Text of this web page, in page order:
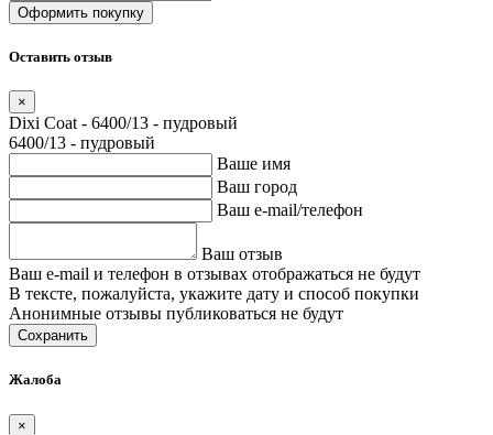
Оставить отзыв
×
Dixi Coat - 6400/13 - пудровый
6400/13 - пудровый
Ваше имя
Ваш город
Ваш e-mail/телефон
Ваш отзыв
Ваш e-mail и телефон в отзывах отображаться не будут
В тексте, пожалуйста, укажите дату и способ покупки
Анонимные отзывы публиковаться не будут
Сохранить
Жалоба
×